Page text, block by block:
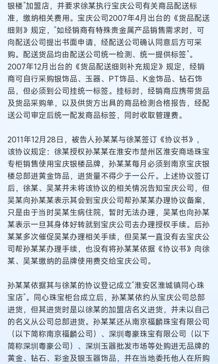
银楼”加盟店，并要求徐某执行宝庆公司有关商品配送标
准，缴纳相关费用。宝庆公司2007年4月出台的《货品配送
细则》规定，“如经销商有特殊贵金属产品销售需求时，可
向配送公司提出书面申请，经配送公司确认同意后方可采
购。配送货品均由配送公司统一检测、统一提供标签”。
2007年12月出台的《货品配送细则补充规定》规定，经销
商可自行采购银饰品、玉器、PT饰品、K金饰品、钻石饰
品，但必须到公司挂统一标签。挂标时，经销商应携带货品
及货品采购单，以及供货方出具的商品检测合格报告，经配
送公司审定后统一配发商品标签，同时收取管理费。
2011年12月28日，被告人孙某某与徐某签订《协议书》，
该协议规定：徐某授权孙某某在淮安市楚州区淮安商场珠宝
专柜销售使用宝庆银楼品牌，孙某某每月必须到南京宝庆银
楼总部进黄金饰品，进货量不得少于一公斤。上述协议签订
后，徐某、吴某并未将该协议的相关情况告知宝庆公司，但
吴某向孙某某表示其会到宝庆公司帮孙某某办理协议备案，
只是由于当时吴某生病住院，暂时无法办理，吴某也向孙某
某表示一旦其身体好转就到宝庆公司去办理授权手续。后孙
某某多次催促吴某办理相关手续，但吴某一直没有去宝庆公
司帮孙某某办理手续，也没有将孙某某依据《协议书》向徐
某、吴某缴纳的品牌使用费交给宝庆公司。
孙某某依据其与徐某的协议登记成立“淮安区淮城镇同心珠
宝店”。同心珠宝柜台成立后，孙某某依约从宝庆公司总部
进货，但其进货时是以徐某的加盟店名义进货，并未以自己
的名义从公司总部进货。孙某某还从南京福麟珠宝有限公司
（以下简称南京福麟公司）、深圳粤豪珠宝有限公司（以下
简称深圳粤豪公司）、深圳玉器批发市场等处购进无品牌的
黄金、钻石、彩金及银玉器饰品，并在当地委托他人在所购